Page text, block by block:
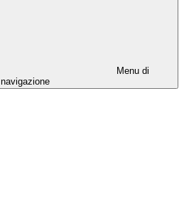
Menu di
navigazione